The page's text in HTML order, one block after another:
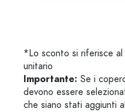
*Lo sconto si riferisce
unitario
Importante: Se i
devono essere
che siano stati aggiunti